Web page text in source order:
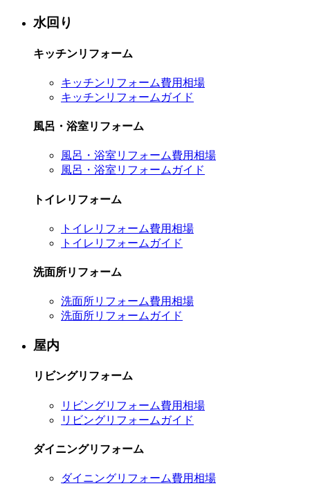
水回り
キッチンリフォーム
キッチンリフォーム費用相場
キッチンリフォームガイド
風呂・浴室リフォーム
風呂・浴室リフォーム費用相場
風呂・浴室リフォームガイド
トイレリフォーム
トイレリフォーム費用相場
トイレリフォームガイド
洗面所リフォーム
洗面所リフォーム費用相場
洗面所リフォームガイド
屋内
リビングリフォーム
リビングリフォーム費用相場
リビングリフォームガイド
ダイニングリフォーム
ダイニングリフォーム費用相場